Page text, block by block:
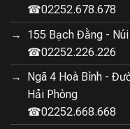
Quạt điều hòa nóng
động cơ không chổi
đến khả năng làm
cần bảo trì thường
kiệm năng lượng
chổi than thông
hạn chế ở mức thấp
☎02252.678.678
155 Bạch Đằng -
☎02252.226.226
Ngã 4 Hoà Bình -
Hải Phòng
☎02252.668.668